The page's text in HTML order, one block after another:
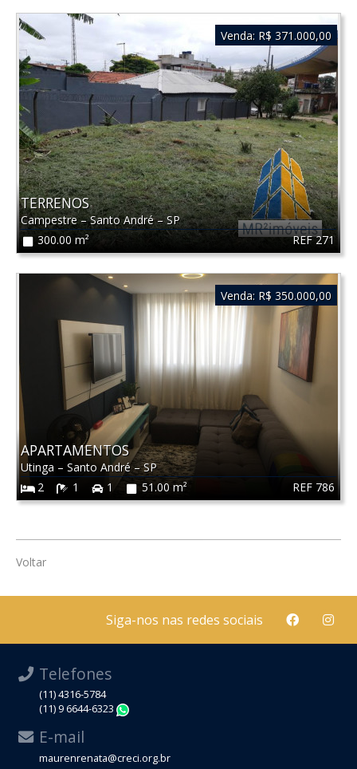
REF 271
TERRENOS
Campestre–Santo André–SP
300.00 m²
Venda: R$ 371.000,00
REF 786
APARTAMENTOS
Utinga – Santo André–SP
2
1 1 51.00 m²
Venda: R$ 350.000,00
Voltar
Siga-nos nas redes sociais
Telefones
(11) 4316-5784
(11) 9 6644-6323
E-mail
maurenrenata@creci.org.br